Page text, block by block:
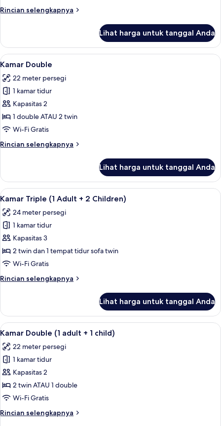
Orang
Rincian selengkapnya
Rincian
Kamar
Double
untuk
Orang
Lihat harga untuk tanggal Anda
Lihat
semua
foto
untuk
Kamar
Double
Selimut bulu angsa, brankas, meja
12
Kamar Double
22 meter persegi
1 kamar tidur
Kapasitas 2
1 double ATAU 2 twin
Wi-Fi Gratis
Rincian selengkapnya
Rincian
Kamar
Double
Lihat harga untuk tanggal Anda
Lihat
semua
foto
untuk
Kamar
Triple
(1
+
Selimut bulu angsa, brankas, meja
14
Kamar Triple (1 Adult + 2 Children)
24 meter persegi
1 kamar tidur
Kapasitas 3
2 twin dan 1 tempat tidur sofa twin
Wi-Fi Gratis
Rincian selengkapnya
Rincian
Kamar
Triple
(1
+
2
Children)
Lihat harga untuk tanggal Anda
Lihat
semua
foto
untuk
Kamar
Double
(1
+
Selimut bulu angsa, brankas, meja
10
Kamar Double (1 adult + 1 child)
22 meter persegi
1 kamar tidur
Kapasitas 2
2 twin ATAU 1 double
Wi-Fi Gratis
Rincian selengkapnya
Rincian